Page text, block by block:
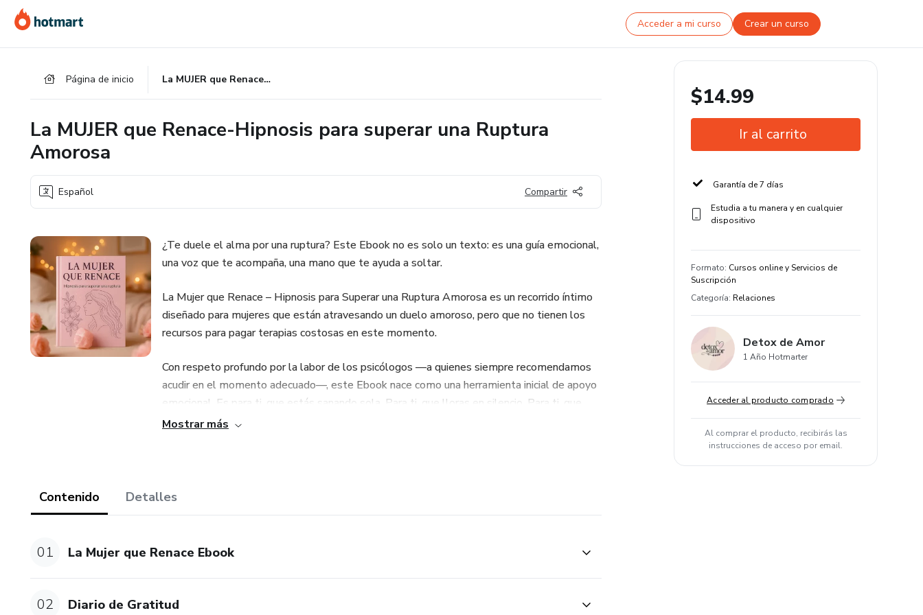
contenido
la
pie
Acceder a mi curso Crear un curso
Página de inicio La MUJER que Renace-Hipnosis para superar una Ruptura Amorosa
La MUJER que Renace-Hipnosis para superar una Ruptura
Amorosa
Español Compartir
¿Te duele el alma por una ruptura? Este Ebook no es solo un texto: es una guía emocional,
una voz que te acompaña, una mano que te ayuda a soltar.
La Mujer que Renace – Hipnosis para Superar una Ruptura Amorosa es un recorrido íntimo
diseñado para mujeres que están atravesando un duelo amoroso, pero que no tienen los
recursos para pagar terapias costosas en este momento.
Con respeto profundo por la labor de los psicólogos —a quienes siempre recomendamos
acudir en el momento adecuado—, este Ebook nace como una herramienta inicial de apoyo
emocional. Es para ti, que estás sanando sola. Para ti, que lloras en silencio. Para ti, que
sientes que nadie te entiende.
🌀 Hipnosis terapéutica guiada
Mostrar más
Contenido Detalles
01 La Mujer que Renace Ebook
02 Diario de Gratitud
$14.99
Ir al carrito
Garantía de 7 días
Estudia a tu manera y en cualquier
dispositivo
Formato: Cursos online y Servicios de
Suscripción
Categoría: Relaciones
Detox de Amor
1 Año Hotmarter
Acceder al producto comprado
Al comprar el producto, recibirás las
instrucciones de acceso por email.